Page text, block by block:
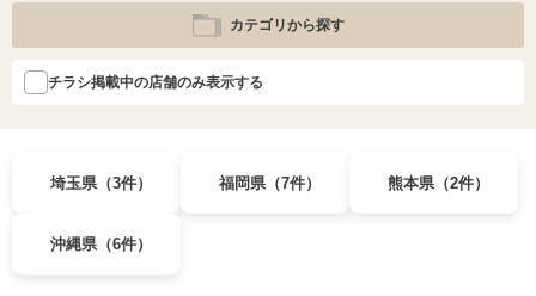
カテゴリから探す
チラシ掲載中の店舗のみ表示する
埼玉県（3件） 福岡県（7件） 熊本県（2件）
沖縄県（6件）